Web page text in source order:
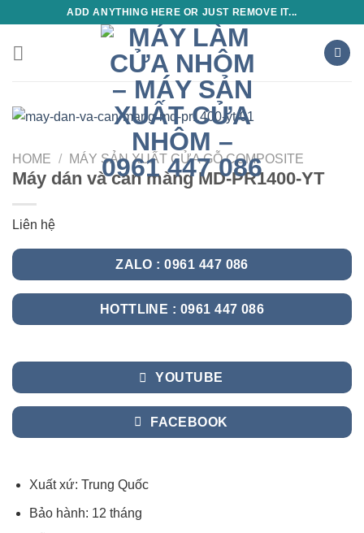
content
ADD ANYTHING HERE OR JUST REMOVE IT...
HOME / MÁY SẢN XUẤT CỬA GỖ COMPOSITE
Máy dán và cán màng MD-PR1400-YT
Liên hệ
ZALO : 0961 447 086
HOTTLINE : 0961 447 086
YOUTUBE
FACEBOOK
Xuất xứ: Trung Quốc
Bảo hành: 12 tháng